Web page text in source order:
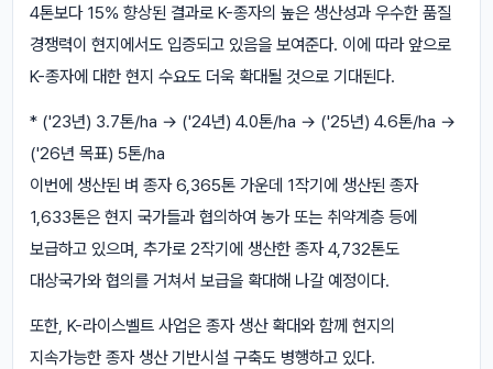
4톤보다 15% 향상된 결과로 K-종자의 높은 생산성과 우수한 품질
경쟁력이 현지에서도 입증되고 있음을 보여준다. 이에 따라 앞으로
K-종자에 대한 현지 수요도 더욱 확대될 것으로 기대된다.
* ('23년) 3.7톤/ha → ('24년) 4.0톤/ha → ('25년) 4.6톤/ha →
('26년 목표) 5톤/ha
이번에 생산된 벼 종자 6,365톤 가운데 1작기에 생산된 종자
1,633톤은 현지 국가들과 협의하여 농가 또는 취약계층 등에
보급하고 있으며, 추가로 2작기에 생산한 종자 4,732톤도
대상국가와 협의를 거쳐서 보급을 확대해 나갈 예정이다.
또한, K-라이스벨트 사업은 종자 생산 확대와 함께 현지의
지속가능한 종자 생산 기반시설 구축도 병행하고 있다.